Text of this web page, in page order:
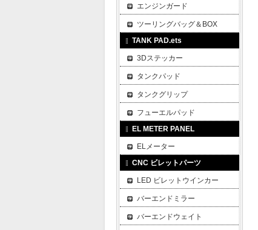
エンジンガード
ツーリングバッグ＆BOX
TANK PAD.ets
3Dステッカー
タンクパッド
タンクグリップ
フューエルパッド
EL METER PANEL
ELメーター
CNC ビレットパーツ
LED ビレットウインカー
バーエンドミラー
バーエンドウェイト